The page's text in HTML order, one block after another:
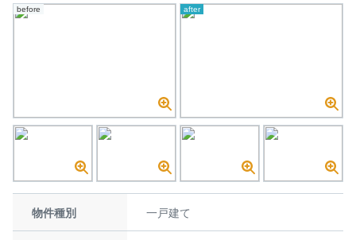
before after
物件種別 一戸建て